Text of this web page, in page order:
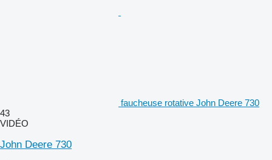
faucheuse rotative John Deere 730
43
VIDÉO
John Deere 730